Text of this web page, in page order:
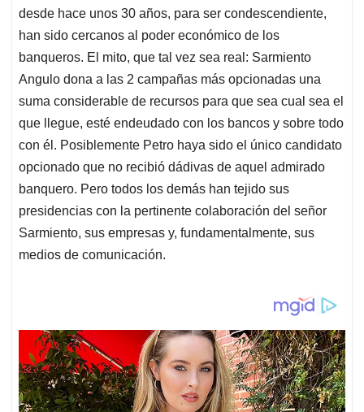
desde hace unos 30 años, para ser condescendiente,
han sido cercanos al poder económico de los
banqueros. El mito, que tal vez sea real: Sarmiento
Angulo dona a las 2 campañas más opcionadas una
suma considerable de recursos para que sea cual sea el
que llegue, esté endeudado con los bancos y sobre todo
con él. Posiblemente Petro haya sido el único candidato
opcionado que no recibió dádivas de aquel admirado
banquero. Pero todos los demás han tejido sus
presidencias con la pertinente colaboración del señor
Sarmiento, sus empresas y, fundamentalmente, sus
medios de comunicación.